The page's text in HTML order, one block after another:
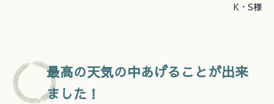
K・S様
最高の天気の中あげることが出来
ました！